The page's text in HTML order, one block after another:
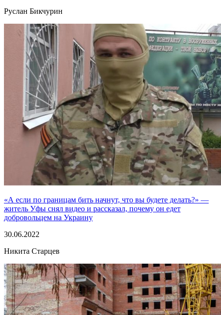
Руслан Бикчурин
«А если по границам бить начнут, что вы будете делать?» —
житель Уфы снял видео и рассказал, почему он едет
добровольцем на Украину
30.06.2022
Никита Старцев